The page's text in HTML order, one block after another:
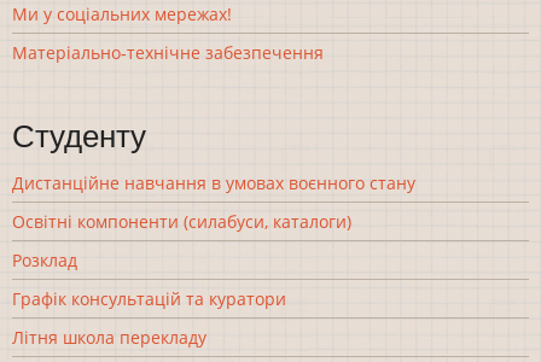
Ми у соціальних мережах!
Матеріально-технічне забезпечення
Студенту
Дистанційне навчання в умовах воєнного стану
Освітні компоненти (силабуси, каталоги)
Розклад
Графік консультацій та куратори
Літня школа перекладу